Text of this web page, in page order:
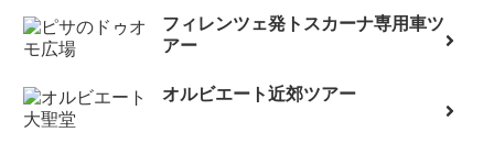
フィレンツェ発トスカーナ専用車ツ
アー
オルビエート近郊ツアー